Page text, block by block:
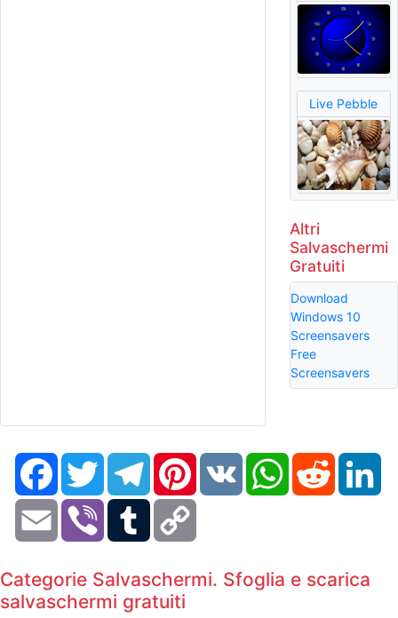
Live Pebble
Altri
Salvaschermi
Gratuiti
Download
Windows 10
Screensavers
Free
Screensavers
FacebookTwitter TelegramPinterestVK WhatsAppReddit
Email Viber Tumblr
Categorie Salvaschermi. Sfoglia e scarica
salvaschermi gratuiti